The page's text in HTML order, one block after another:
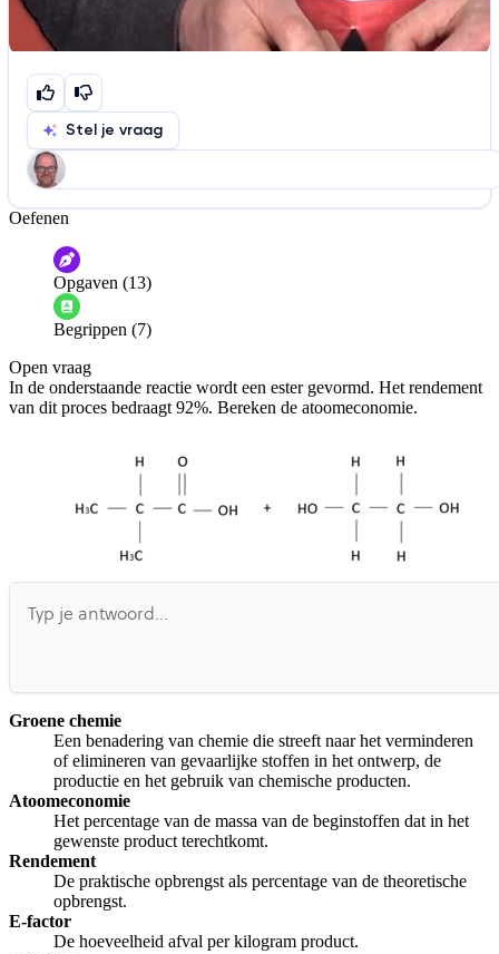
Stel je vraag
Help ons de video te verbeteren
De audio is slecht
Informatie is onjuist
De docent is te langdradig
De uitleg gaat te langzaam
Afspelen werkte niet
Iets anders
Oefenen
Opgaven (13)
Begrippen (7)
Open vraag
In de onderstaande reactie wordt een ester gevormd. Het rendement
van dit proces bedraagt 92%. Bereken de atoomeconomie.
Groene chemie
Een benadering van chemie die streeft naar het verminderen
of elimineren van gevaarlijke stoffen in het ontwerp, de
productie en het gebruik van chemische producten.
Atoomeconomie
Het percentage van de massa van de beginstoffen dat in het
gewenste product terechtkomt.
Rendement
De praktische opbrengst als percentage van de theoretische
opbrengst.
E-factor
De hoeveelheid afval per kilogram product.